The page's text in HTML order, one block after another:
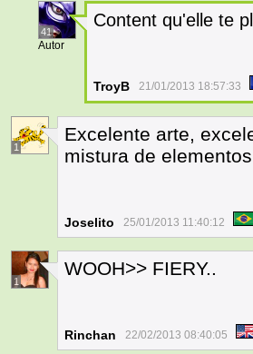
41
Autor
Content qu'elle te
TroyB 21/01/2013 18:57:33
1
Excelente arte,
mistura de
Joselito 25/01/2013 11:40:12
1
WOOH>> FIERY..
Rinchan 22/02/2013 08:40:05